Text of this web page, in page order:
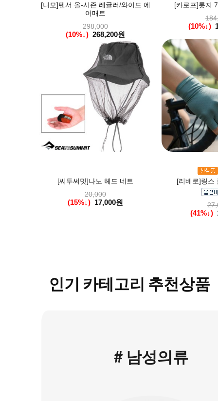
[니모]텐서 올-시즌 레귤러/와이드 에
어매트
298,000
(10%↓) 268,200원
[카로프]롯지
(10%↓)
[씨투써밋]나노 헤드 네트
20,000
(15%↓) 17,000원
[리베로]링스
(41%↓)
인기 카테고리 추천상품